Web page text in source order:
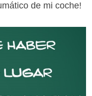
de mi coche!